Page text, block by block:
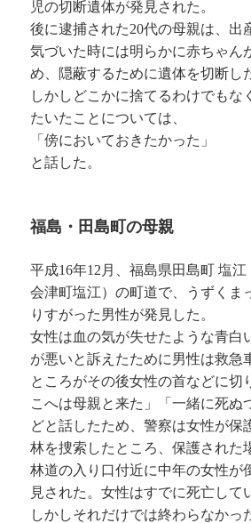
児の切断遺体が発見された。
後に逮捕された20代の母親は、出
気づいた時には明らかに赤ちゃん
め、隠蔽するために遺体を切断し
しかしどこかに捨てるわけでもな
たいたことについては、
「傍においておきたかった」
と話した。
福島・田島町の母親
平成16年12月、福島県田島町 塩
会津町塩江）の町道で、うずくま
りすがった男性が発見した。
女性は血の気が失せたような青白
が悪いと訴えたために男性は救急
ところがその後女性の首などに切
こへは母親と来た」「一緒に死ぬ
どと話したため、警察は女性が保
林を捜索したところ、保護された
林道の入り口付近に中年の女性が
見された。女性はすでに死亡して
しかしそれだけでは終わらなかっ